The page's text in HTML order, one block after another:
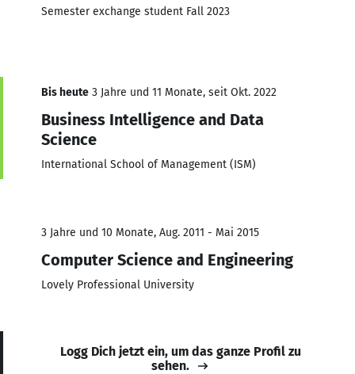
Semester exchange student Fall 2023
Bis heute 3 Jahre und 11 Monate, seit Okt. 2022
Business Intelligence and Data
Science
International School of Management (ISM)
3 Jahre und 10 Monate, Aug. 2011 - Mai 2015
Computer Science and Engineering
Lovely Professional University
Logg Dich jetzt ein, um das ganze Profil zu
sehen.